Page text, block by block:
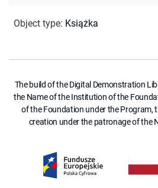
Object type: Książka
The build of the Digital Demonstration
the Name of the Institution of the
of the Foundation under the Program,
creation under the patronage of the